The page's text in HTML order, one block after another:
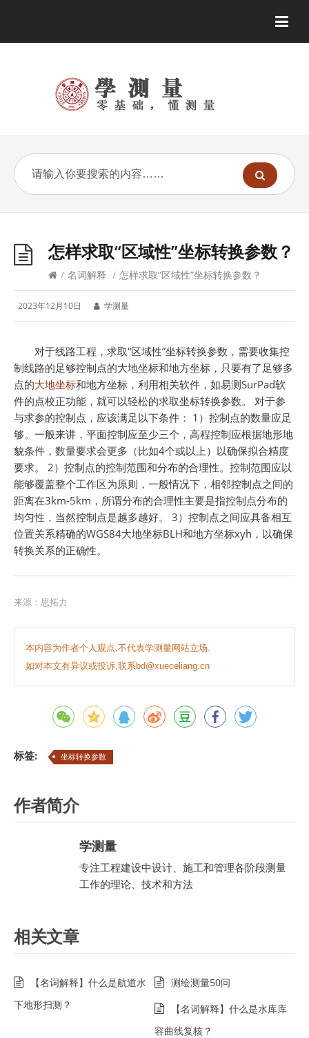
怎样求取“区域性”坐标转换参数？
/ 名词解释 / 怎样求取“区域性”坐标转换参数？
2023年12月10日 学测量
对于线路工程，求取“区域性”坐标转换参数，需要收集控
制线路的足够控制点的大地坐标和地方坐标，只要有了足够多
点的大地坐标和地方坐标，利用相关软件，如易测SurPad软
件的点校正功能，就可以轻松的求取坐标转换参数。 对于参
与求参的控制点，应该满足以下条件： 1）控制点的数量应足
够。一般来讲，平面控制应至少三个，高程控制应根据地形地
貌条件，数量要求会更多（比如4个或以上）以确保拟合精度
要求。 2）控制点的控制范围和分布的合理性。控制范围应以
能够覆盖整个工作区为原则，一般情况下，相邻控制点之间的
距离在3km-5km，所谓分布的合理性主要是指控制点分布的
均匀性，当然控制点是越多越好。 3）控制点之间应具备相互
位置关系精确的WGS84大地坐标BLH和地方坐标xyh，以确保
转换关系的正确性。
来源： 思拓力
本内容为作者个人观点,不代表学测量网站立场.
如对本文有异议或投诉,联系bd@xueceliang.cn
标签: 坐标转换参数
作者简介
学测量
专注工程建设中设计、施工和管理各阶段测量
工作的理论、技术和方法
相关文章
【名词解释】什么是航道水
下地形扫测？
测绘测量50问
【名词解释】什么是水库库
容曲线复核？